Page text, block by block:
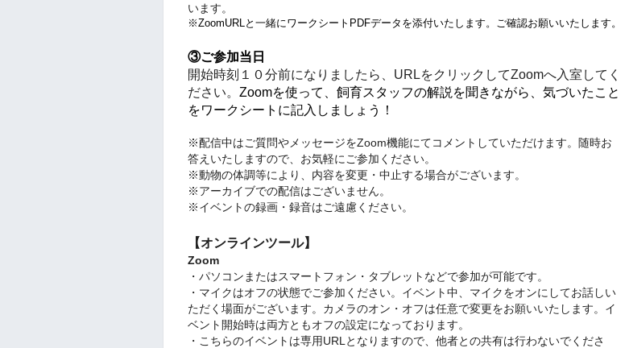
います。
※ZoomURLと一緒にワークシートPDFデータを添付いたします。ご確認お願いいたします。
③ご参加当日
開始時刻１０分前になりましたら、URLをクリックしてZoomへ入室してく
ださい。 Zoomを使って、飼育スタッフの解説を聞きながら、気づいたこと
をワークシートに記入しましょう！
※配信中はご質問やメッセージをZoom機能にてコメントしていただけます。随時お
答えいたしますので、お気軽にご参加ください。
※動物の体調等により、内容を変更・中⽌する場合がございます。
※アーカイブでの配信はございません。
※イベントの録画・録音はご遠慮ください。
【オンラインツール】
Zoom
・パソコンまたはスマートフォン・タブレットなどで参加が可能です。
・マイクはオフの状態でご参加ください。イベント中、マイクをオンにしてお話しい
ただく場面がございます。 カメラのオン・オフは任意で変更をお願いいたします。イ
ベント開始時は両方ともオフの設定になっております。
・こちらのイベントは専用URLとなりますので、他者との共有は行わないでくださ